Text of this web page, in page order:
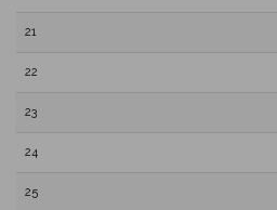
21
22
23
24
25